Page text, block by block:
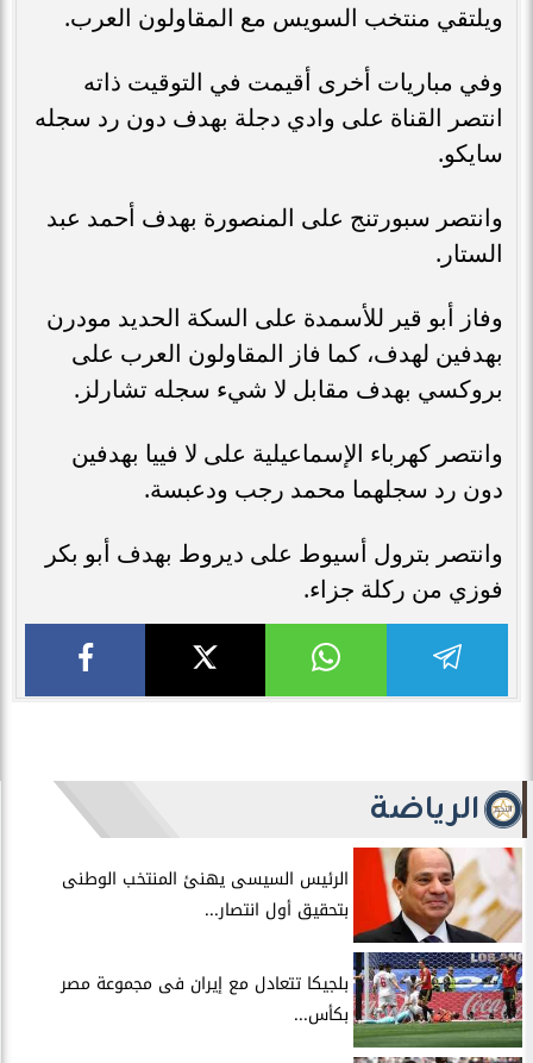
ويلتقي منتخب السويس مع المقاولون العرب.
وفي مباريات أخرى أقيمت في التوقيت ذاته
انتصر القناة على وادي دجلة بهدف دون رد سجله
سايكو.
وانتصر سبورتنج على المنصورة بهدف أحمد عبد
الستار.
وفاز أبو قير للأسمدة على السكة الحديد مودرن
بهدفين لهدف، كما فاز المقاولون العرب على
بروكسي بهدف مقابل لا شيء سجله تشارلز.
وانتصر كهرباء الإسماعيلية على لا فييا بهدفين
دون رد سجلهما محمد رجب ودعبسة.
وانتصر بترول أسيوط على ديروط بهدف أبو بكر
فوزي من ركلة جزاء.
الرياضة
الرئيس السيسى يهنئ المنتخب الوطنى
بتحقيق أول انتصار...
بلجيكا تتعادل مع إيران فى مجموعة مصر
بكأس...